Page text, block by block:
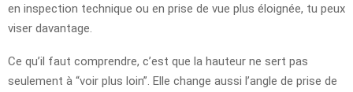
en inspection technique ou en prise de vue plus éloignée, tu peux
viser davantage.
Ce qu’il faut comprendre, c’est que la hauteur ne sert pas
seulement à “voir plus loin”. Elle change aussi l’angle de prise de